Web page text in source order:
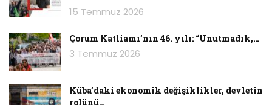
15 Temmuz 2026
Çorum Katliamı’nın 46. yılı: “Unutmadık,…
3 Temmuz 2026
Küba’daki ekonomik değişiklikler, devletin
rolünü…